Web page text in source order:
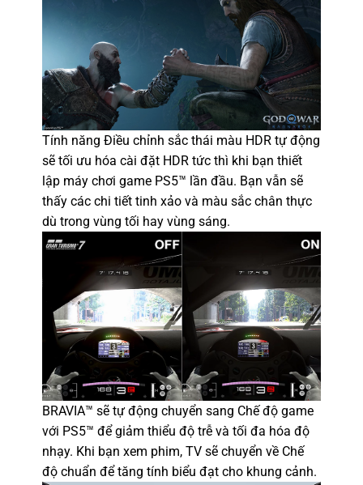
Tính năng Điều chỉnh sắc thái màu HDR tự động
sẽ tối ưu hóa cài đặt HDR tức thì khi bạn thiết
lập máy chơi game PS5™ lần đầu. Bạn vẫn sẽ
thấy các chi tiết tinh xảo và màu sắc chân thực
dù trong vùng tối hay vùng sáng.
BRAVIA™ sẽ tự động chuyển sang Chế độ game
với PS5™ để giảm thiểu độ trễ và tối đa hóa độ
nhạy. Khi bạn xem phim, TV sẽ chuyển về Chế
độ chuẩn để tăng tính biểu đạt cho khung cảnh.